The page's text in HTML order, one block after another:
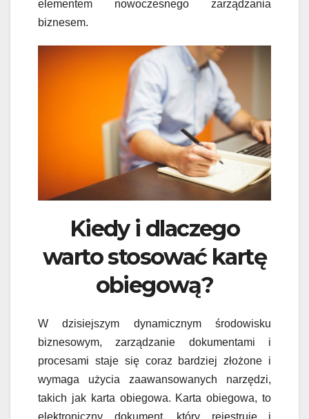
elementem nowoczesnego zarządzania
biznesem.
Kiedy i dlaczego
warto stosować kartę
obiegową?
W dzisiejszym dynamicznym środowisku
biznesowym, zarządzanie dokumentami i
procesami staje się coraz bardziej złożone i
wymaga użycia zaawansowanych narzędzi,
takich jak karta obiegowa. Karta obiegowa, to